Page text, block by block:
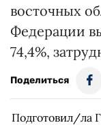
восточных
Федерации
74,4%,
Поделиться
Подготовил/ла